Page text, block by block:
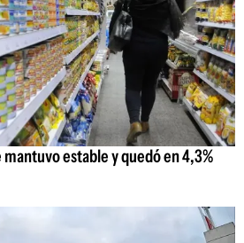
estable y quedó en 4,3%